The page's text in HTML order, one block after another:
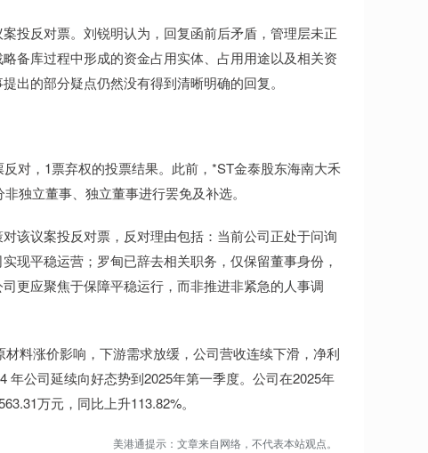
投反对票。刘锐明认为，回复函前后矛盾，管理层未正
备库过程中形成的资金占用实体、占用用途以及相关资
出的部分疑点仍然没有得到清晰明确的回复。
对，1票弃权的投票结果。此前，*ST金泰股东海南大禾
独立董事、独立董事进行罢免及补选。
该议案投反对票，反对理由包括：当前公司正处于问询
现平稳运营；罗甸已辞去相关职务，仅保留董事身份，
更应聚焦于保障平稳运行，而非推进非紧急的人事调
料涨价影响，下游需求放缓，公司营收连续下滑，净利
公司延续向好态势到2025年第一季度。公司在2025年
万元，同比上升113.82%。
美港通提示：文章来自网络，不代表本站观点。